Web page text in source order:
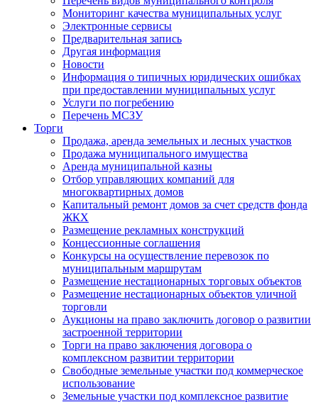
Мониторинг качества муниципальных услуг
Электронные сервисы
Предварительная запись
Другая информация
Новости
Информация о типичных юридических ошибках
при предоставлении муниципальных услуг
Услуги по погребению
Перечень МСЗУ
Торги
Продажа, аренда земельных и лесных участков
Продажа муниципального имущества
Аренда муниципальной казны
Отбор управляющих компаний для
многоквартирных домов
Капитальный ремонт домов за счет средств фонда
ЖКХ
Размещение рекламных конструкций
Концессионные соглашения
Конкурсы на осуществление перевозок по
муниципальным маршрутам
Размещение нестационарных торговых объектов
Размещение нестационарных объектов уличной
торговли
Аукционы на право заключить договор о развитии
застроенной территории
Торги на право заключения договора о
комплексном развитии территории
Свободные земельные участки под коммерческое
использование
Земельные участки под комплексное развитие